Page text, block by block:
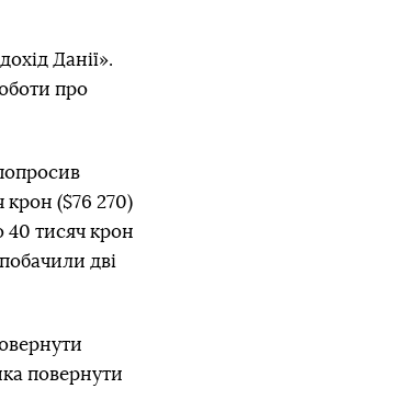
Данії».
про
крон ($76 270)
40 тисяч крон
дві
повернути